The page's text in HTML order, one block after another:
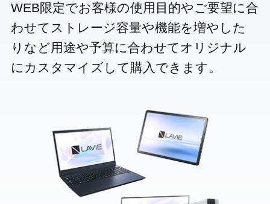
WEB限定でお客様の使用目的やご要望に合
わせてストレージ容量や機能を増やした
りなど用途や予算に合わせてオリジナル
にカスタマイズして購入できます。